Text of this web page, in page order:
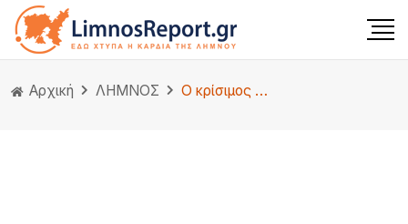
Αρχική ΛΗΜΝΟΣ Ο κρίσιμος ρόλος της Λήμνου της Ελλάδας στην εκστρατεία της Καλλίπολης.